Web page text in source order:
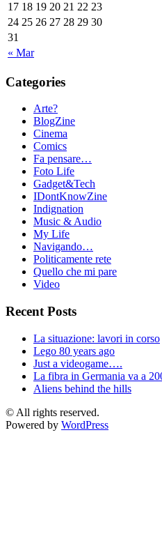
« Mar
17 18 19 20 21 22 23
24 25 26 27 28 29 30
31
Categories
Arte?
BlogZine
Cinema
Comics
Fa pensare…
Foto Life
Gadget&Tech
IDontKnowZine
Indignation
Music & Audio
My Life
Navigando…
Politicamente rete
Quello che mi pare
Video
Recent Posts
La situazione: lavori in corso
Lego 80 years ago
Just a videogame….
La fibra in Germania va a
Aliens behind the hills
© All rights reserved.
Powered by WordPress